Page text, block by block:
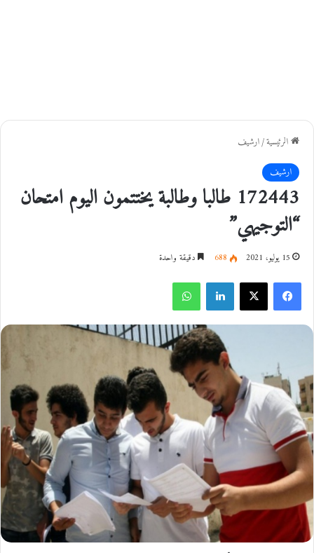
الرئيسية/ارشيف
ارشيف
172443 طالبا وطالبة يختتمون اليوم امتحان
“التوجيهي”
15 يوليو، 2021 688 دقيقة واحدة
فيسبوك